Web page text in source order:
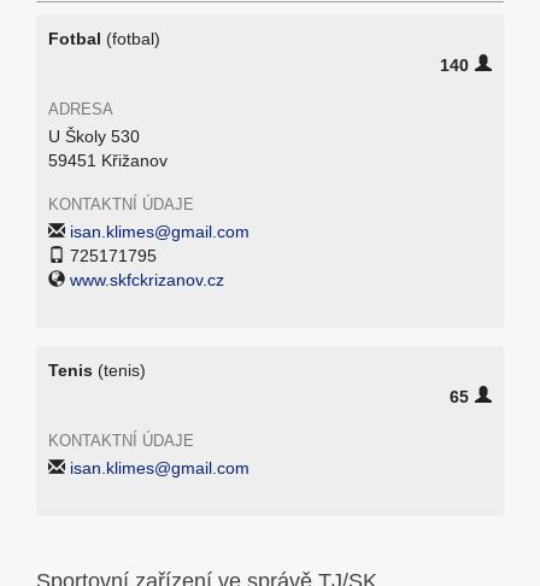
Fotbal (fotbal)
140
ADRESA
U Školy 530
59451 Křižanov
KONTAKTNÍ ÚDAJE
isan.klimes@gmail.com
725171795
www.skfckrizanov.cz
Tenis (tenis)
65
KONTAKTNÍ ÚDAJE
isan.klimes@gmail.com
Sportovní zařízení ve správě TJ/SK